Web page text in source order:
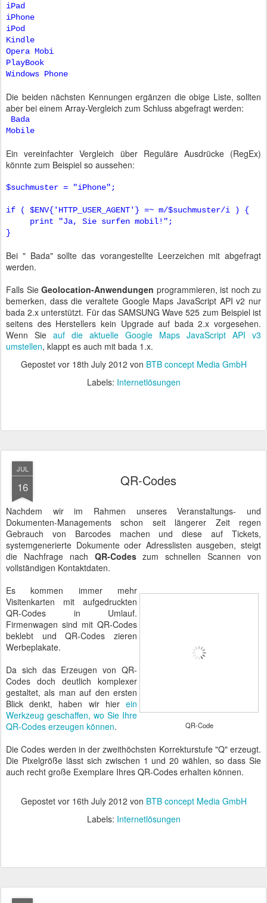
iPad
iPhone
iPod
Kindle
Opera Mobi
PlayBook
Windows Phone
Die beiden nächsten Kennungen ergänzen die obige Liste, sollten
aber bei einem Array-Vergleich zum Schluss abgefragt werden:
Bada
Mobile
Ein vereinfachter Vergleich über Reguläre Ausdrücke (RegEx)
könnte zum Beispiel so aussehen:
$suchmuster = "iPhone";
if ( $ENV{'HTTP_USER_AGENT'} =~ m/$suchmuster/i ) {
print "Ja, Sie surfen mobil!";
}
Bei " Bada" sollte das vorangestellte Leerzeichen mit abgefragt
werden.
Falls Sie Geolocation-Anwendungen programmieren, ist noch zu
bemerken, dass die veraltete Google Maps JavaScript API v2 nur
bada 2.x unterstützt. Für das SAMSUNG Wave 525 zum Beispiel ist
seitens des Herstellers kein Upgrade auf bada 2.x vorgesehen.
Wenn Sie auf die aktuelle Google Maps JavaScript API v3
umstellen, klappt es auch mit bada 1.x.
Gepostet vor 18th July 2012 von BTB concept Media GmbH
Labels: Internetlösungen
JUL
16 QR-Codes
Nachdem wir im Rahmen unseres Veranstaltungs- und
Dokumenten-Managements schon seit längerer Zeit regen
Gebrauch von Barcodes machen und diese auf Tickets,
systemgenerierte Dokumente oder Adresslisten ausgeben, steigt
die Nachfrage nach QR-Codeszum schnellen Scannen von
vollständigen Kontaktdaten.
QR-Code
Es kommen immer mehr
Visitenkarten mit aufgedruckten
QR-Codes in Umlauf.
Firmenwagen sind mit QR-Codes
beklebt und QR-Codes zieren
Werbeplakate.
Da sich das Erzeugen von QR-
Codes doch deutlich komplexer
gestaltet, als man auf den ersten
Blick denkt, haben wir hier ein
Werkzeug geschaffen, wo Sie Ihre
QR-Codes erzeugen können.
Die Codes werden in der zweithöchsten Korrekturstufe "Q" erzeugt.
Die Pixelgröße lässt sich zwischen 1 und 20 wählen, so dass Sie
auch recht große Exemplare Ihres QR-Codes erhalten können.
Gepostet vor 16th July 2012 von BTB concept Media GmbH
Labels: Internetlösungen